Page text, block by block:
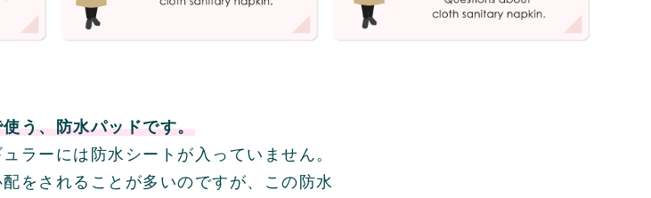
う、防水パッドです。
ラーには防水シートが入っていません。
をされることが多いのですが、この防水